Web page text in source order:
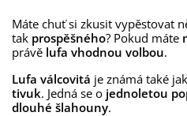
Máte chuť si zkusit vypěstovat
tak prospěšného? Pokud máte
právě lufa vhodnou volbou.
Lufa válcovitá je známá také
tivuk. Jedná se o jednoletou
dlouhé šlahouny.